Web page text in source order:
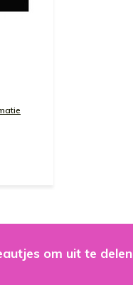
om uit te delen